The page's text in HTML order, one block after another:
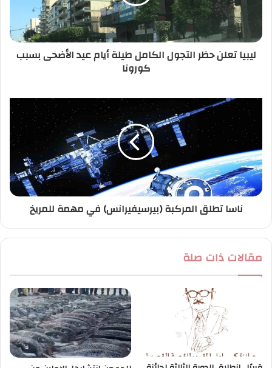
ر
ليبيا تعلن حظر التجول الكامل طيلة أيام عيد الأضحى بسبب
كورونا
ناسا تطلق المركبة (بيرسيفيرانس) في مهمة للمريخ
مقالات ذات صلة